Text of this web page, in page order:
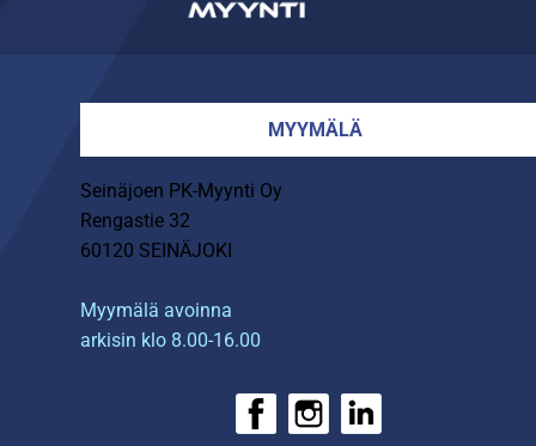
MYYMÄLÄ
Seinäjoen PK-Myynti Oy
Rengastie 32
60120 SEINÄJOKI
Myymälä avoinna
arkisin klo 8.00-16.00